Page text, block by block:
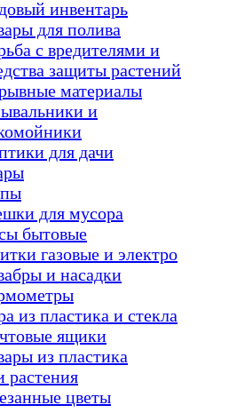
инвентарь
для полива
с вредителями и
защиты растений
материалы
и
для дачи
для мусора
бытовые
газовые и электро
и насадки
из пластика и стекла
ящики
из пластика
растения
цветы